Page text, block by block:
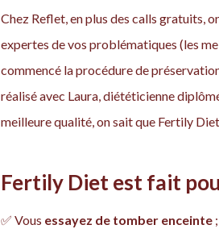
Chez Reflet, en plus des calls gratuits,
expertes de vos problématiques (les
commencé la procédure de
réalisé avec Laura, diététicienne
meilleure qualité, on sait que Fertily
Fertily Diet est fait
✅ Vous essayez de tomber enceinte ;